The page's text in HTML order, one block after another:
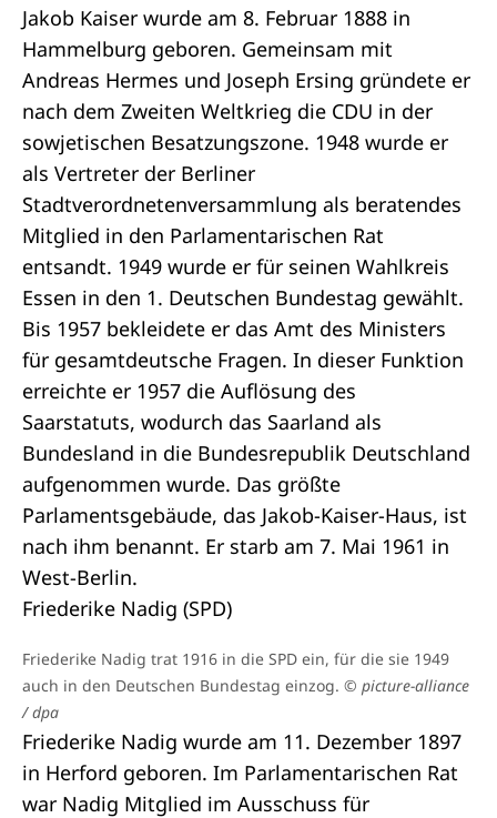
Jakob Kaiser wurde am 8. Februar 1888 in
Hammelburg geboren. Gemeinsam mit
Andreas Hermes und Joseph Ersing gründete er
nach dem Zweiten Weltkrieg die CDU in der
sowjetischen Besatzungszone. 1948 wurde er
als Vertreter der Berliner
Stadtverordnetenversammlung als beratendes
Mitglied in den Parlamentarischen Rat
entsandt. 1949 wurde er für seinen Wahlkreis
Essen in den 1. Deutschen Bundestag gewählt.
Bis 1957 bekleidete er das Amt des Ministers
für gesamtdeutsche Fragen. In dieser Funktion
erreichte er 1957 die Auflösung des
Saarstatuts, wodurch das Saarland als
Bundesland in die Bundesrepublik Deutschland
aufgenommen wurde. Das größte
Parlamentsgebäude, das Jakob-Kaiser-Haus, ist
nach ihm benannt. Er starb am 7. Mai 1961 in
West-Berlin.
Friederike Nadig (SPD)
Friederike Nadig trat 1916 in die SPD ein, für die sie 1949
auch in den Deutschen Bundestag einzog. © picture-alliance
/ dpa
Friederike Nadig wurde am 11. Dezember 1897
in Herford geboren. Im Parlamentarischen Rat
war Nadig Mitglied im Ausschuss für